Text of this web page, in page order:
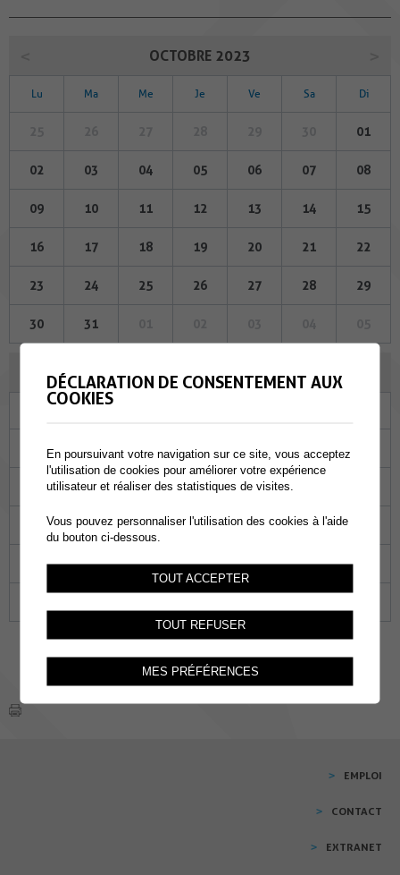
OCTOBRE 2023
Lu Ma Me Je Ve Sa Di
01
02 03 04 05 06 07 08
09 10 11 12 13 14 15
16 17 18 19 20 21 22
23 24 25 26 27 28 29
30 31
NOVEMBRE 2023
01 02 03
07 08 09 10
14 15 16 17 18
21 22 23 24 25
EMPLOI
CONTACT
EXTRANET
DÉCLARATION DE CONSENTEMENT AUX
COOKIES
En poursuivant votre navigation sur ce site, vous acceptez
l'utilisation de cookies pour améliorer votre expérience
utilisateur et réaliser des statistiques de visites.
Vous pouvez personnaliser l'utilisation des cookies à l'aide
du bouton ci-dessous.
TOUT ACCEPTER
TOUT REFUSER
MES PRÉFÉRENCES